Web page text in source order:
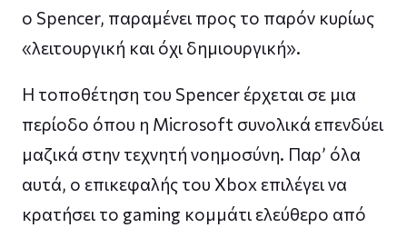
ο Spencer, παραμένει προς το παρόν κυρίως
«λειτουργική και όχι δημιουργική».
Η τοποθέτηση του Spencer έρχεται σε μια
περίοδο όπου η Microsoft συνολικά επενδύει
μαζικά στην τεχνητή νοημοσύνη. Παρ’ όλα
αυτά, ο επικεφαλής του Xbox επιλέγει να
κρατήσει το gaming κομμάτι ελεύθερο από